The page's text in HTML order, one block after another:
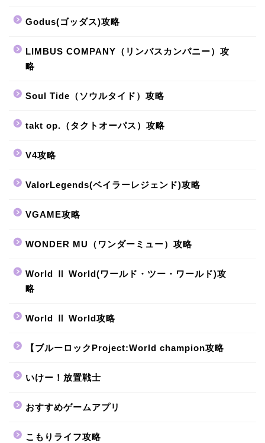
Godus(ゴッダス)攻略
LIMBUS COMPANY（リンバスカンパニー）攻
略
Soul Tide（ソウルタイド）攻略
takt op.（タクトオーパス）攻略
V4攻略
ValorLegends(ベイラーレジェンド)攻略
VGAME攻略
WONDER MU（ワンダーミュー）攻略
World Ⅱ World(ワールド・ツー・ワールド)攻
略
World Ⅱ World攻略
【ブルーロックProject:World champion攻略
いけー！放置戦士
おすすめゲームアプリ
こもりライフ攻略